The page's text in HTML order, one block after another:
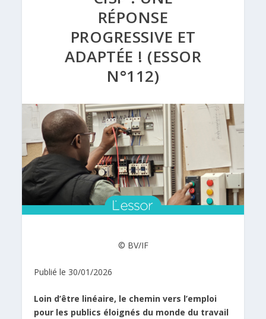
RÉPONSE
PROGRESSIVE ET
ADAPTÉE ! (ESSOR
N°112)
© BV/IF
Publié le 30/01/2026
Loin d’être linéaire, le chemin vers l’emploi
pour les publics éloignés du monde du travail